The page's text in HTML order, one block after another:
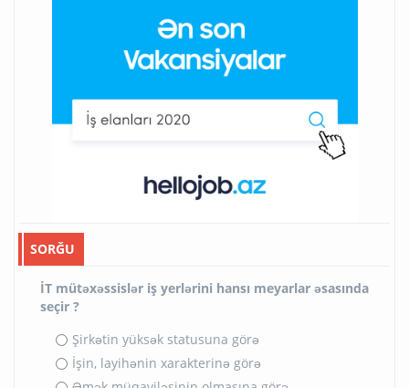
SORĞU
İT mütəxəssislər iş yerlərini hansı meyarlar əsasında
seçir ?
Şirkətin yüksək statusuna görə
İşin, layihənin xarakterinə görə